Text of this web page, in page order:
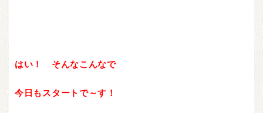
はい！ そんなこんなで
今日もスタートで～す！